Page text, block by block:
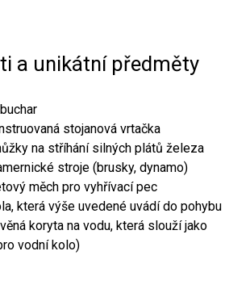
a unikátní předměty
stojanová vrtačka
na stříhání silných plátů železa
stroje (brusky, dynamo)
měch pro vyhřívací pec
která výše uvedené uvádí do pohybu
koryta na vodu, která slouží jako
vodní kolo)